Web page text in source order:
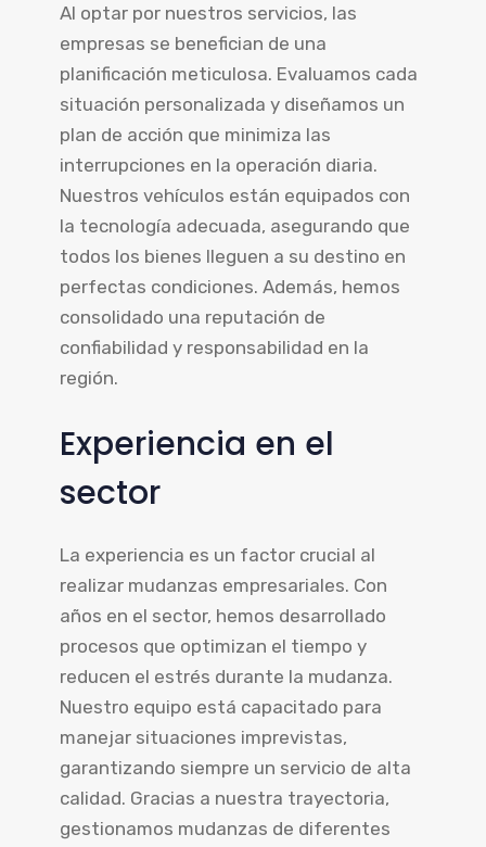
Al optar por nuestros servicios, las
empresas se benefician de una
planificación meticulosa. Evaluamos cada
situación personalizada y diseñamos un
plan de acción que minimiza las
interrupciones en la operación diaria.
Nuestros vehículos están equipados con
la tecnología adecuada, asegurando que
todos los bienes lleguen a su destino en
perfectas condiciones. Además, hemos
consolidado una reputación de
confiabilidad y responsabilidad en la
región.
Experiencia en el
sector
La experiencia es un factor crucial al
realizar mudanzas empresariales. Con
años en el sector, hemos desarrollado
procesos que optimizan el tiempo y
reducen el estrés durante la mudanza.
Nuestro equipo está capacitado para
manejar situaciones imprevistas,
garantizando siempre un servicio de alta
calidad. Gracias a nuestra trayectoria,
gestionamos mudanzas de diferentes